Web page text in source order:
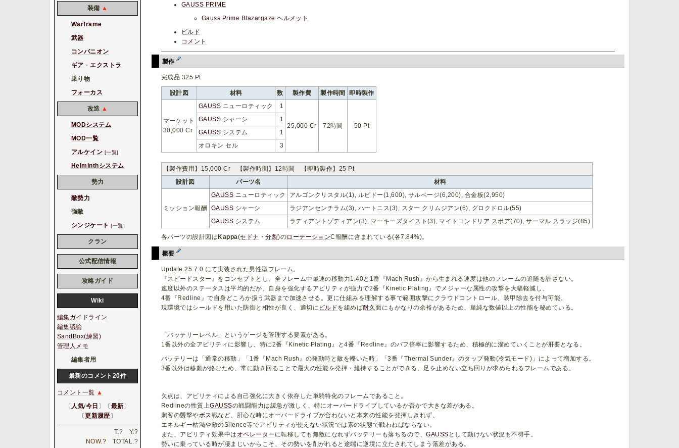
GAUSS PRIME
Gauss Prime Blazargaze ヘルメット
ビルド
コメント
製作
完成品 325 Pt
設計図 材料 数 製作費 製作時間 即時製作
マーケット
30,000 Cr
GAUSS ニューロティック 1
25,000 Cr 72時間 50 Pt
GAUSS シャーシ
1
GAUSS システム
1
オロキン セル
3
【製作費用】15,000 Cr 【製作時間】12時間 【即時製作】25 Pt
設計図
パーツ名 材料
ミッション報酬
GAUSS ニューロティック
アルゴンクリスタル(1), ルビドー(1,600), サルベージ(6,200), 合金板(2,950)
GAUSS シャーシ
ラジアンセンチラム(3), ハートニス(3), スター クリムジアン(6), グロクドロル(55)
GAUSS システム ラディアントゾディアン(3), マーキーズタイスト(3), マイトコンドリア スポア(70), サーマル スラッジ(85)
各パーツの設計図は Kappa(セドナ ・分裂)のローテーションC報酬に含まれている(各7.84%)。
概要
Update 25.7.0 にて実装された男性型フレーム。
『スピードスター』をコンセプトとし、全フレーム中最速の移動力1.40と1番『Mach Rush』から生まれる速度は他のフレームの追随を許さない。
速度以外のステータスは平均的だが、自身を強化するアビリティが強力で2番『Kinetic Plating』でメジャーな属性の攻撃を大幅軽減し、
4番『Redline』で自身どころか扱う武器まで加速させる。更に仕組みを理解する事で範囲攻撃にクラウドコントロール、装甲除去を付与可能。
現環境ではシールドを用いた防御と相性が良く、適切に ビルドを組めば耐久面にもかなりの余裕があるため、単純な数値以上の性能を秘めている。
「バッテリーレベル」というゲージを管理する要素がある。
1番以外の全アビリティに影響し、特に2番『Kinetic Plating』と4番『Redline』のバフ倍率に影響するため、積極的に溜めていくことが肝要となる。
バッテリーは「通常の移動」「1番『Mach Rush』の発動時と敵を轢いた時」「3番『Thermal Sunder』のタップ発動(冷気モード)」によって増加する。
3番以外は移動が絡むため、常に動き回ることで最大の性能を発揮・維持することができる、足を止めない立ち回りが求められるフレームである。
欠点は、アビリティによる自己強化に大きく依存した単騎特化のフレームであること。
Redlineの性質上GAUSSの戦闘能力は緩急が激しく、特にオーバードライブしているか否かで大きな差がある。
刺客の襲撃やボス 戦など、肝心な時にオーバードライブが合わないと本来の性能を発揮しきれず、
エネルギー枯渇や敵のSilence等でアビリティが使えない状況では素の状態で戦わねばならない。
また、アビリティ効果中は オペレーター に転移しても無敵になれずバッテリーも落ちるので、GAUSS として動けない状況も不得手。
勢いに乗っている時が凄まじいからこそ、その勢いを削がれると途端に逆境に立たされてしまう落差がある。
装備 ▲
Warframe
武器
コンパニオン
ギア ・ エクストラ
乗り物
フォーカス
改造 ▲
MODシステム
MOD一覧
アルケイン [一覧]
Helminthシステム
勢力
敵勢力
強敵
シンジケート [一覧]
クラン
公式配信情報
攻略ガイド
Wiki
編集ガイドライン
編集議論
SandBox(練習)
管理人メモ
編集者用
最新のコメント20件
コメント一覧 ▲
〔 人気/今日 〕〔 最新 〕
〔更新履歴 〕
T.? Y.?
NOW.? TOTAL.?